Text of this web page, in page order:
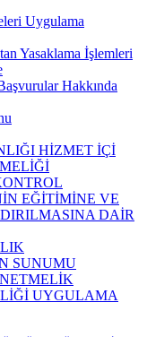
Uygulama
Yasaklama İşlemleri
Hakkında
HİZMET İÇİ
EĞİTİMİNE VE
DAİR
SUNUMU
UYGULAMA